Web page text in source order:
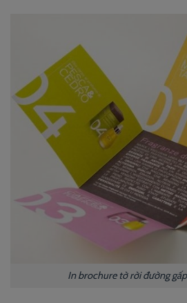
In brochure tờ rời đường